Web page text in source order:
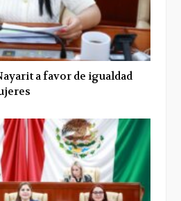
a favor de igualdad